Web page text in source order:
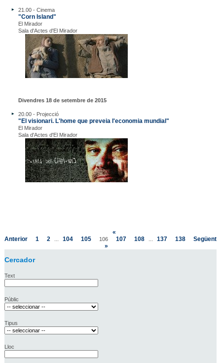
21.00 - Cinema
"Corn Island"
El Mirador
Sala d'Actes d'El Mirador
Divendres 18 de setembre de 2015
20.00 - Projecció
"El visionari. L'home que preveia l'economia mundial"
El Mirador
Sala d'Actes d'El Mirador
«
Anterior
1 2 104 105 106 107 108 137 138
Següent
»
Cercador
Text
Públic
Tipus
Lloc